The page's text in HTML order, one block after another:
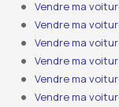
Vendre ma
Vendre ma
Vendre ma
Vendre ma
Vendre ma
Vendre ma